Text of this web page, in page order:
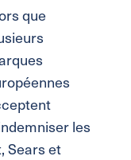
que
les
Sears et